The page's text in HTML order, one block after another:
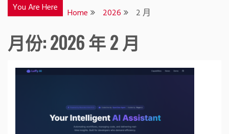
You Are Here Home 2026 2 月
月份:2026 年 2 月